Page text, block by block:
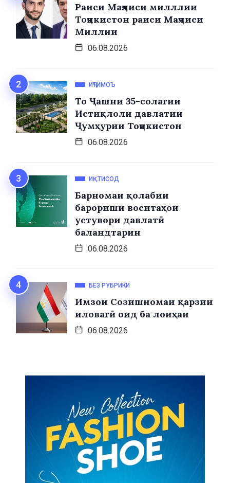
Раиси Маҷлиси милллии
Тоҷикистон раиси Маҷлиси
Миллии
06.08.2026
ИҶТИМОЪ
То Ҷашни 35-солагии
Истиқлоли давлатии
Ҷумҳурии Тоҷикистон
06.08.2026
ИҚТИСОД
Барномаи қолабии
барориши воситаҳои
устувори давлатӣ
баландтарин
06.08.2026
БЕЗ РУБРИКИ
Имзои Созишномаи қарзии
иловагӣ оид ба лоиҳаи
06.08.2026